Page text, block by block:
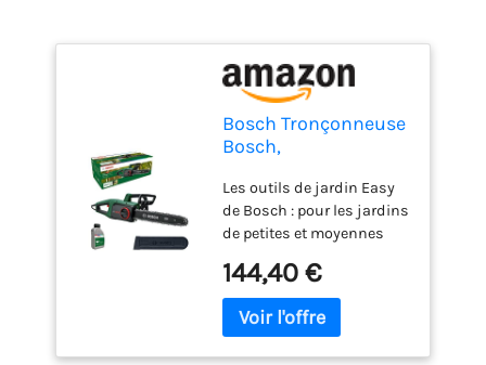
Bosch Tronçonneuse
Bosch,
Les outils de jardin Easy
de Bosch : pour les jardins
de petites et moyennes
performances de coupe : le
moteur de 1 800 W et la
vitesse de chaîne de 12
144,40 €